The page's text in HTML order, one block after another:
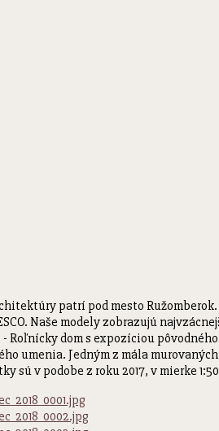
patrí pod mesto Ružomberok.
Naše modely zobrazujú
Roľnícky dom s expozíciou
umenia. Jedným z mála
sú v podobe z roku 2017, v mierke